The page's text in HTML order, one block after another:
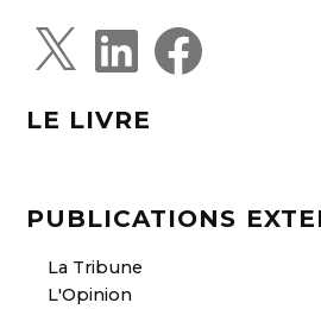
X
L
k
d
I
a
c
LE LIVRE
PUBLICATIONS
La Tribune
L'Opinion